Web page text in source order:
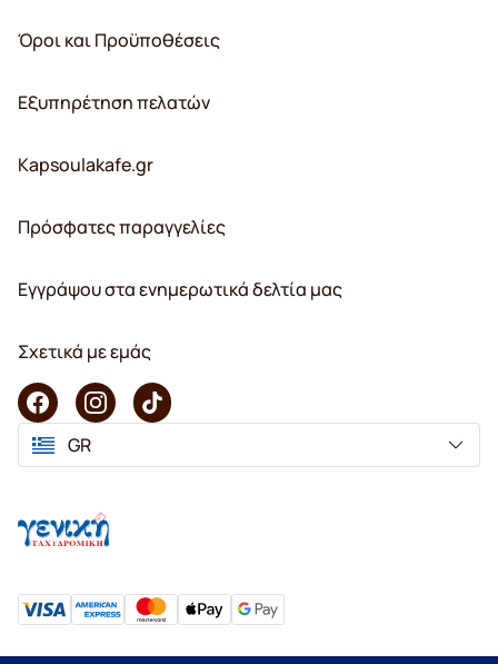
Όροι και Προϋποθέσεις
Εξυπηρέτηση πελατών
Kapsoulakafe.gr
Πρόσφατες παραγγελίες
Εγγράψου στα ενημερωτικά δελτία μας
Σχετικά με εμάς
GR